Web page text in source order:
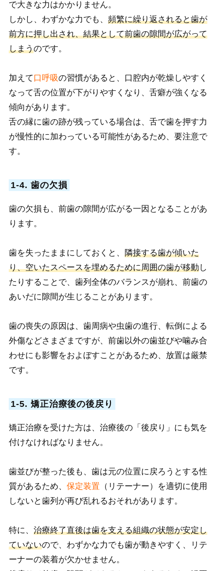
で大きな力はかかりません。
しかし、わずかな力でも、 頻繁に繰り返されると歯が
前方に押し出され、結果として前歯の隙間が広がって
しまうのです。
加えて口呼吸の習慣があると、口腔内が乾燥しやすく
なって舌の位置が下がりやすくなり、舌癖が強くなる
傾向があります。
舌の縁に歯の跡が残っている場合は、舌で歯を押す力
が慢性的に加わっている可能性があるため、要注意で
す。
1-4. 歯の欠損
歯の欠損も、前歯の隙間が広がる一因となることがあ
ります。
歯を失ったままにしておくと、 隣接する歯が傾いた
り、空いたスペースを埋めるために周囲の歯が移動し
たりすることで、歯列全体のバランスが崩れ、前歯の
あいだに隙間が生じることがあります。
歯の喪失の原因は、歯周病や虫歯の進行、転倒による
外傷などさまざまですが、前歯以外の歯並びや噛み合
わせにも影響をおよぼすことがあるため、放置は厳禁
です。
1-5. 矯正治療後の後戻り
矯正治療を受けた方は、治療後の「後戻り」にも気を
付けなければなりません。
歯並びが整った後も、歯は元の位置に戻ろうとする性
質があるため、 保定装置 （リテーナー）を適切に使用
しないと歯列が再び乱れるおそれがあります。
特に、 治療終了直後は歯を支える組織の状態が安定し
ていないので、わずかな力でも歯が動きやすく、リテ
ーナーの装着が欠かせません。